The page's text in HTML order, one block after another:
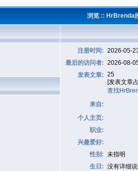
浏览 :: HrBrenda
注册时间: 2026-05-
最后的访问者: 2026-08-
发表文章: 25
[发表文章
查找
来自:
个人主页:
职业:
兴趣爱好:
性别: 未指明
生日: 没有详细说